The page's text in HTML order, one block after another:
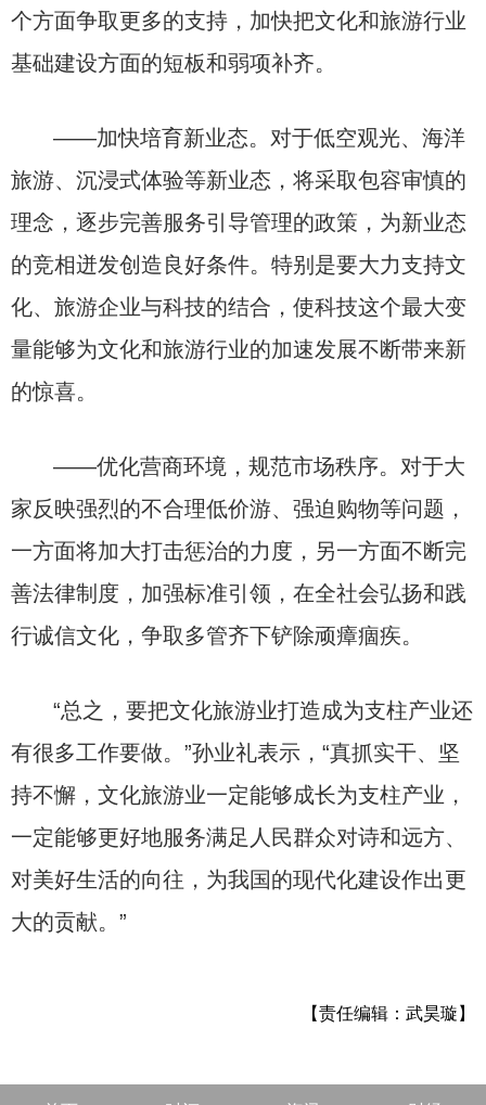
个方面争取更多的支持，加快把文化和旅游行业
基础建设方面的短板和弱项补齐。
——加快培育新业态。对于低空观光、海洋
旅游、沉浸式体验等新业态，将采取包容审慎的
理念，逐步完善服务引导管理的政策，为新业态
的竞相迸发创造良好条件。特别是要大力支持文
化、旅游企业与科技的结合，使科技这个最大变
量能够为文化和旅游行业的加速发展不断带来新
的惊喜。
——优化营商环境，规范市场秩序。对于大
家反映强烈的不合理低价游、强迫购物等问题，
一方面将加大打击惩治的力度，另一方面不断完
善法律制度，加强标准引领，在全社会弘扬和践
行诚信文化，争取多管齐下铲除顽瘴痼疾。
“总之，要把文化旅游业打造成为支柱产业还
有很多工作要做。”孙业礼表示，“真抓实干、坚
持不懈，文化旅游业一定能够成长为支柱产业，
一定能够更好地服务满足人民群众对诗和远方、
对美好生活的向往，为我国的现代化建设作出更
大的贡献。”
【责任编辑：武昊璇】